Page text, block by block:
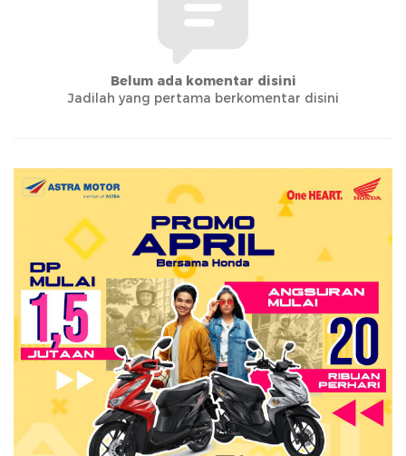
Belum ada komentar disini
Jadilah yang pertama berkomentar disini